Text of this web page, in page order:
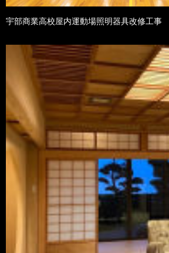
宇部商業高校屋内運動場照明器具改修工事